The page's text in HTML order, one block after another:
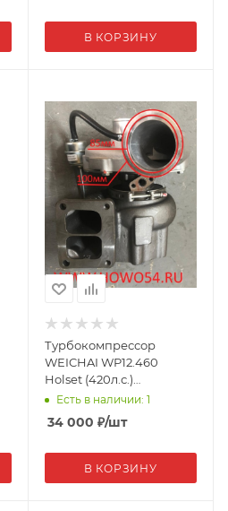
В КОРЗИНУ
Турбокомпрессор
WEICHAI WP12.460
Holset (420л.с.)
612630110258 (07932)
Есть в наличии: 1
34 000 ₽/шт
В КОРЗИНУ